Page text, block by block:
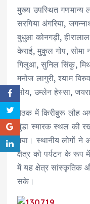
मुख्य उपस्थित गणमान्य
सरगिया अंगरिया,
बुधुआ कोनगड़ी,
केराई, मुकुल गोप, सोमा
गिलुआ, सुनिल सिंकु,
मनोज लागुरी, श्याम
सोय, उम्लेन हेस्सा,
बैठक में किरीबुरू लौह
मुंडा स्मारक स्थल की
गया। स्थानीय लोगों
क्षेत्र को पर्यटन के रूप
में यह क्षेत्र सांस्कृतिक
सके।